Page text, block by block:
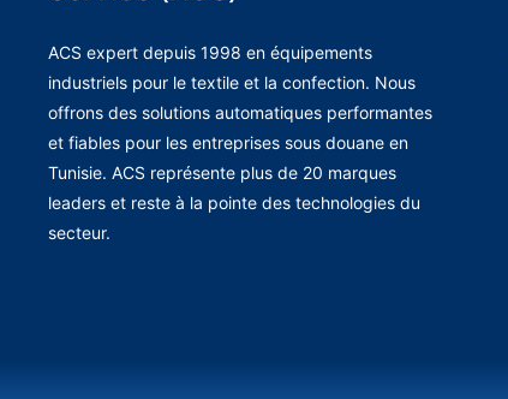
ACS expert depuis 1998 en équipements
industriels pour le textile et la confection. Nous
offrons des solutions automatiques performantes
et fiables pour les entreprises sous douane en
Tunisie. ACS représente plus de 20 marques
leaders et reste à la pointe des technologies du
secteur.